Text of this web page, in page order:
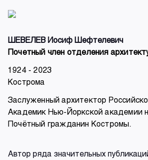
ШЕВЕЛЕВ Иосиф Шефтелевич
Почетный член отделения
1924 - 2023
Кострома
Заслуженный архитектор
Академик Нью-Йоркской академии
Почётный гражданин Костромы.
Автор ряда значительных